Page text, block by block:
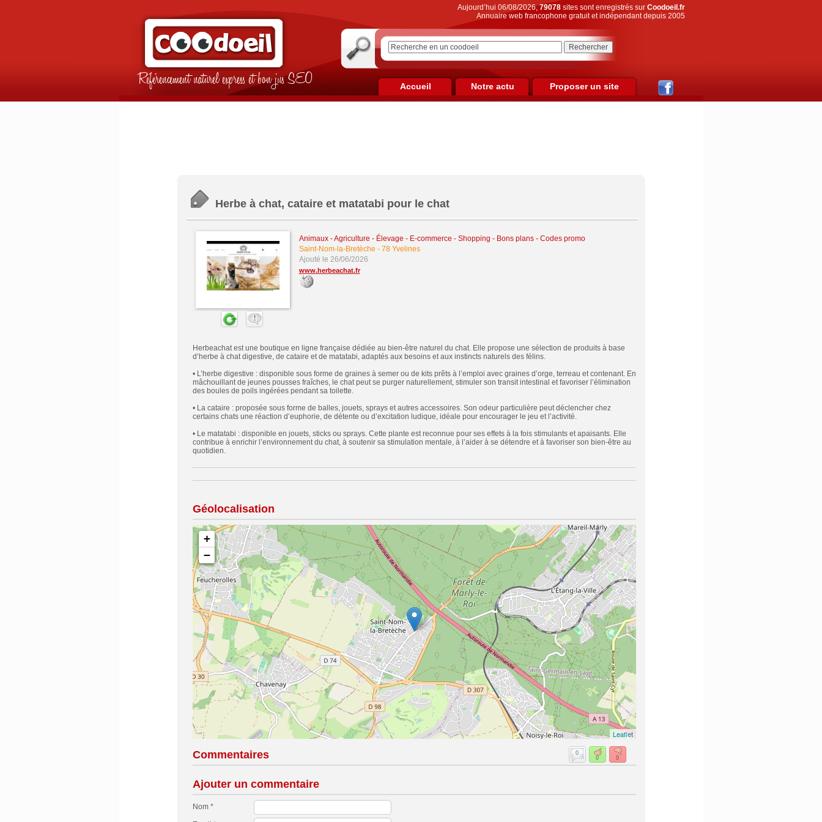
Référencement naturel express et bon jus SEO
Aujourd’hui 06/08/2026,79078sites sont enregistrés sur Coodoeil.fr
Annuaire web francophone gratuit et indépendant depuis 2005
Accueil Notre actu Proposer un site
Herbe à chat, cataire et matatabi pour le chat
Animaux - Agriculture - Élevage - E-commerce - Shopping - Bons plans - Codes promo
Saint-Nom-la-Bretèche - 78 Yvelines
Ajouté le 26/06/2026
www.herbeachat.fr
Herbeachat est une boutique en ligne française dédiée au bien-être naturel du chat. Elle propose une sélection de produits à base
d’herbe à chat digestive, de cataire et de matatabi, adaptés aux besoins et aux instincts naturels des félins.
• L’herbe digestive : disponible sous forme de graines à semer ou de kits prêts à l’emploi avec graines d’orge, terreau et contenant. En
mâchouillant de jeunes pousses fraîches, le chat peut se purger naturellement, stimuler son transit intestinal et favoriser l’élimination
des boules de poils ingérées pendant sa toilette.
• La cataire : proposée sous forme de balles, jouets, sprays et autres accessoires. Son odeur particulière peut déclencher chez
certains chats une réaction d’euphorie, de détente ou d’excitation ludique, idéale pour encourager le jeu et l’activité.
• Le matatabi : disponible en jouets, sticks ou sprays. Cette plante est reconnue pour ses effets à la fois stimulants et apaisants. Elle
contribue à enrichir l’environnement du chat, à soutenir sa stimulation mentale, à l’aider à se détendre et à favoriser son bien-être au
quotidien.
Géolocalisation
+
−
Leaflet
Commentaires
0
0
0
Ajouter un commentaire
Nom *